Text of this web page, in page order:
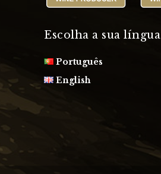
Escolha a sua língua
Português
English